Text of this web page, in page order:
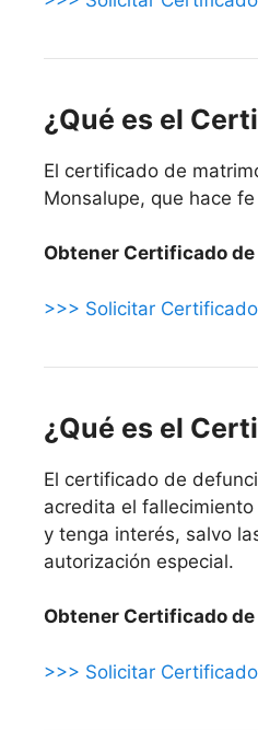
¿Qué es el
El certificado de
Monsalupe, que hace
Obtener Certificado
>>> Solicitar
¿Qué es el
El certificado de
acredita el
y tenga interés, salvo
autorización especial.
Obtener Certificado
>>> Solicitar